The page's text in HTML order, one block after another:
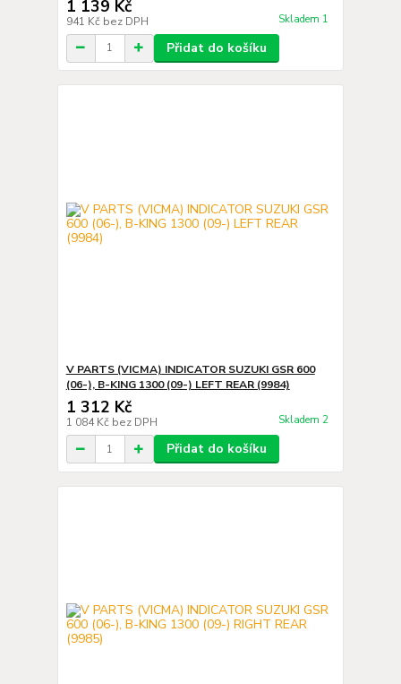
1 139 Kč
941 Kč bez DPH Skladem 1
Přidat do košíku
V PARTS (VICMA) INDICATOR SUZUKI GSR 600
(06-), B-KING 1300 (09-) LEFT REAR (9984)
1 312 Kč
1 084 Kč bez DPH Skladem 2
Přidat do košíku